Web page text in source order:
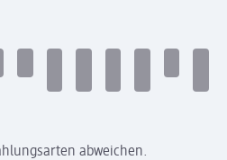
abweichen.